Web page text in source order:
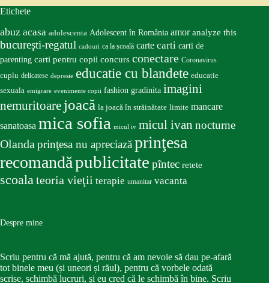
Etichete
abuz acasa adolescenta Adolescent în România amor analyze this
bucureşti-regatul cadouri ca la școală carte carti carti de
parenting carti pentru copii concurs conectare Coronavirus
cuplu delicatese depresie educatie cu blandete educatie
sexuala emigrare evenimente copii fashion gradinita imagini
nemuritoare joacă la joacă în străinătate limite mancare
sanatoasa mica sofia micul iv micul ivan nocturne
Olandaprinţesa nu apreciazăprinţesa
recomandăpublicitate pîntec retete
scoalateoria vieţii terapie umanitar vacanta
Despre mine
Scriu pentru că mă ajută, pentru că am nevoie să dau pe-afară
tot binele meu (și uneori și răul), pentru că vorbele odată
scrise, schimbă lucruri, și eu cred că le schimbă în bine. Scriu